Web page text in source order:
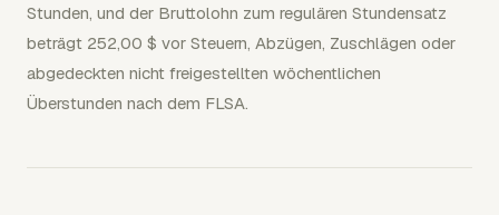
Stunden, und der Bruttolohn zum regulären Stundensatz
beträgt 252,00 $ vor Steuern, Abzügen, Zuschlägen oder
abgedeckten nicht freigestellten wöchentlichen
Überstunden nach dem FLSA.